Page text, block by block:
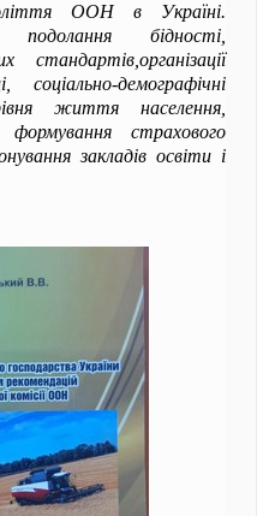
ООН в Україні.
бідності,
стандартів,організації
демографічні
життя населення,
формування страхового
закладів освіти і